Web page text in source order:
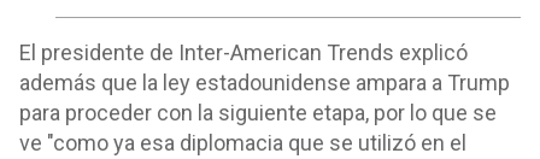
El presidente de Inter-American Trends explicó
además que la ley estadounidense ampara a Trump
para proceder con la siguiente etapa, por lo que se
ve "como ya esa diplomacia que se utilizó en el